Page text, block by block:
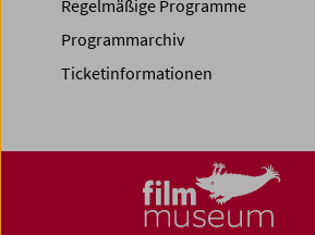
Regelmäßige Programme
Programmarchiv
Ticketinformationen